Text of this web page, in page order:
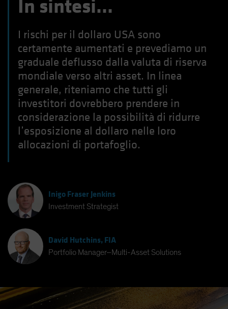
In sintesi...
I rischi per il dollaro USA sono
certamente aumentati e prevediamo un
graduale deflusso dalla valuta di riserva
mondiale verso altri asset. In linea
generale, riteniamo che tutti gli
investitori dovrebbero prendere in
considerazione la possibilità di ridurre
l’esposizione al dollaro nelle loro
allocazioni di portafoglio.
Inigo Fraser Jenkins
Investment Strategist
David Hutchins, FIA
Portfolio Manager–Multi-Asset Solutions